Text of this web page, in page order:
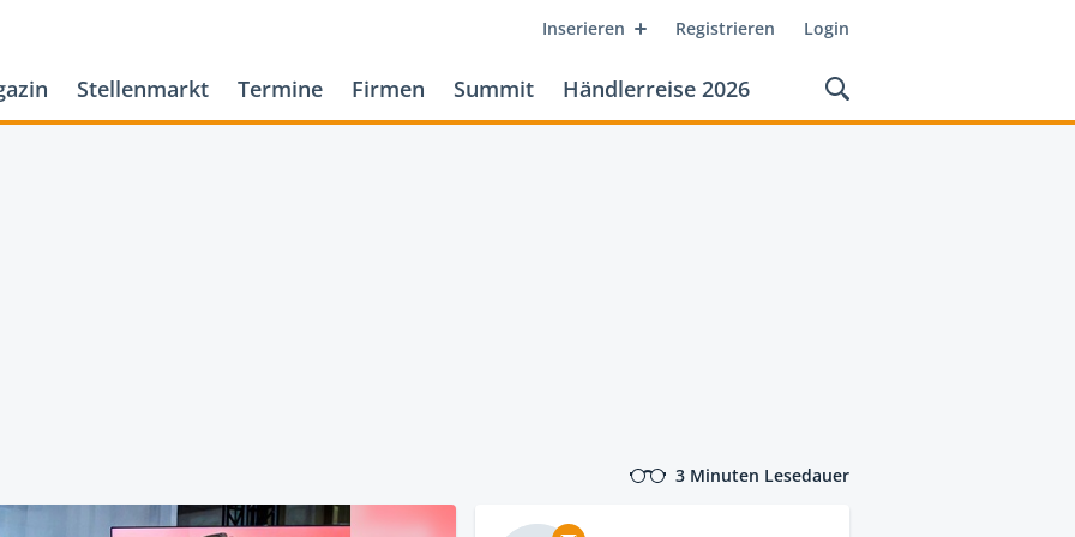
Inserieren Registrieren Login
Stellenmarkt Termine Firmen Summit Händlerreise 2026
3 Minuten Lesedauer